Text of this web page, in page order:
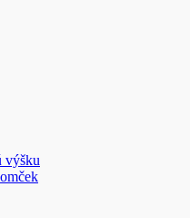
výšku